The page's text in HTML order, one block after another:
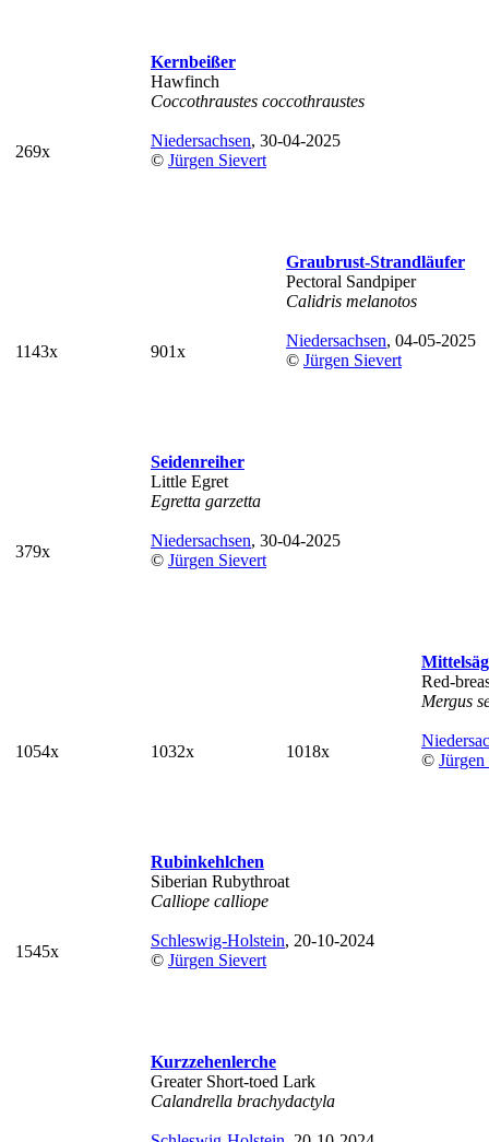
269x
Kernbeißer
Hawfinch
Coccothraustes coccothraustes
Niedersachsen, 30-04-2025
© Jürgen Sievert
1143x 901x
Graubrust-Strandläufer
Pectoral Sandpiper
Calidris melanotos
Niedersachsen, 04-05-2025
© Jürgen Sievert
379x
Seidenreiher
Little Egret
Egretta garzetta
Niedersachsen, 30-04-2025
© Jürgen Sievert
1054x 1032x 1018x
Red-
Mergus
©
1545x
Rubinkehlchen
Siberian Rubythroat
Calliope calliope
Schleswig-Holstein, 20-10-2024
© Jürgen Sievert
Kurzzehenlerche
Greater Short-toed Lark
Calandrella brachydactyla